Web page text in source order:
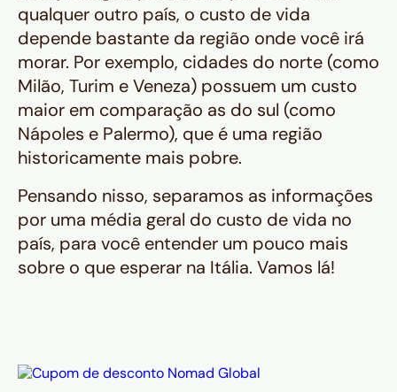
qualquer outro país, o custo de vida
depende bastante da região onde você irá
morar. Por exemplo, cidades do norte (como
Milão, Turim e Veneza) possuem um custo
maior em comparação as do sul (como
Nápoles e Palermo), que é uma região
historicamente mais pobre.
Pensando nisso, separamos as informações
por uma média geral do custo de vida no
país, para você entender um pouco mais
sobre o que esperar na Itália. Vamos lá!